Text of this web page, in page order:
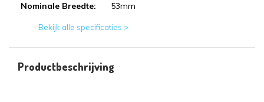
Nominale Breedte: 53mm
Bekijk alle specificaties >
Productbeschrijving